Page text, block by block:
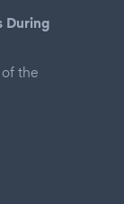
During
the